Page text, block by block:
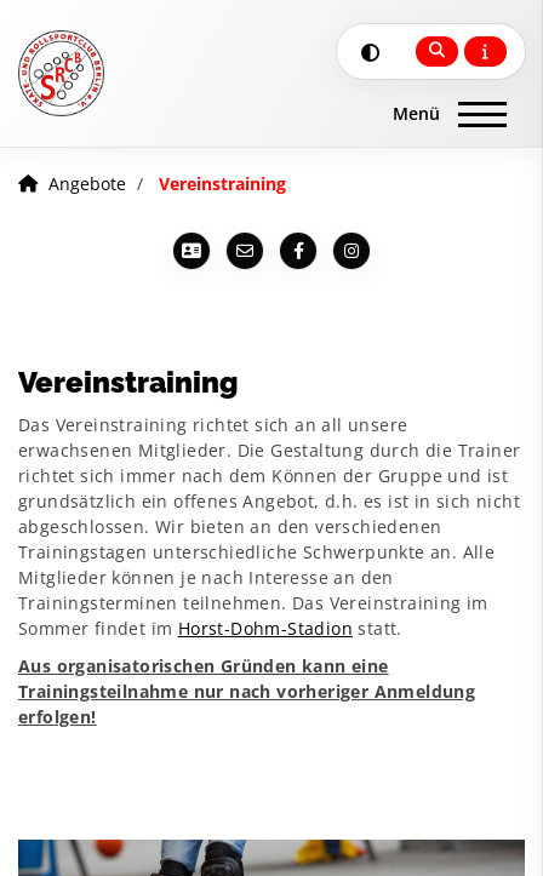
Angebote Vereinstraining
Vereinstraining
Das Vereinstraining richtet sich an all unsere
erwachsenen Mitglieder. Die Gestaltung durch die Trainer
richtet sich immer nach dem Können der Gruppe und ist
grundsätzlich ein offenes Angebot, d.h. es ist in sich nicht
abgeschlossen. Wir bieten an den verschiedenen
Trainingstagen unterschiedliche Schwerpunkte an. Alle
Mitglieder können je nach Interesse an den
Trainingsterminen teilnehmen. Das Vereinstraining im
Sommer findet im Horst-Dohm-Stadion statt.
Aus organisatorischen Gründen kann eine
Trainingsteilnahme nur nach vorheriger Anmeldung
erfolgen!